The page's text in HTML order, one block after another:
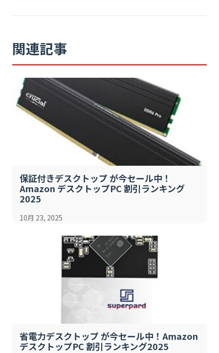
関連記事
保証付きデスクトップ が今セール中！
Amazon デスクトップPC 割引ランキング
2025
10月 23, 2025
省電力デスクトップ が今セール中！Amazon
デスクトップPC 割引ランキング2025